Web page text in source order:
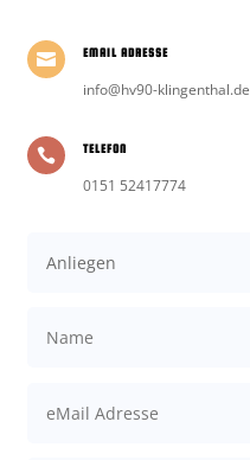
 EMAIL ADRESSE
info@hv90-klingenthal.de
 TELEFON
0151 52417774